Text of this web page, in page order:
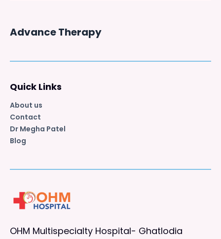
Advance Therapy
Quick Links
About us
Contact
Dr Megha Patel
Blog
OHM Multispecialty Hospital- Ghatlodia